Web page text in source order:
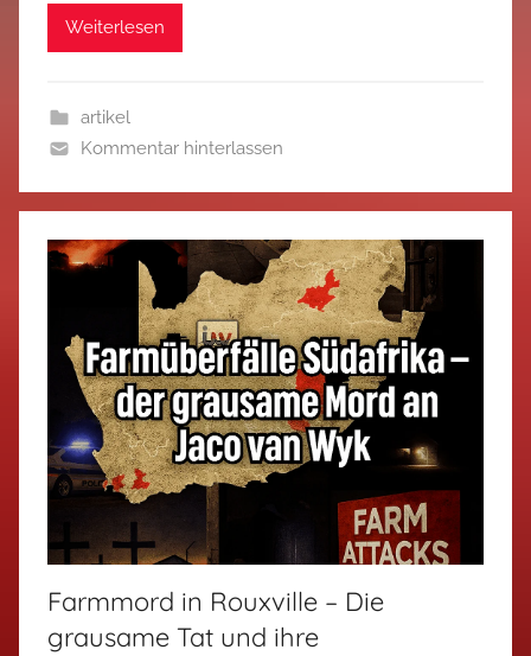
Weiterlesen
artikel
Kommentar hinterlassen
Farmmord in Rouxville – Die
grausame Tat und ihre